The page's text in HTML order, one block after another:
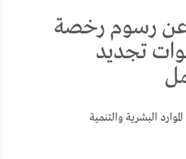
عن رسوم رخصة
تجديد
البشرية والتنمية